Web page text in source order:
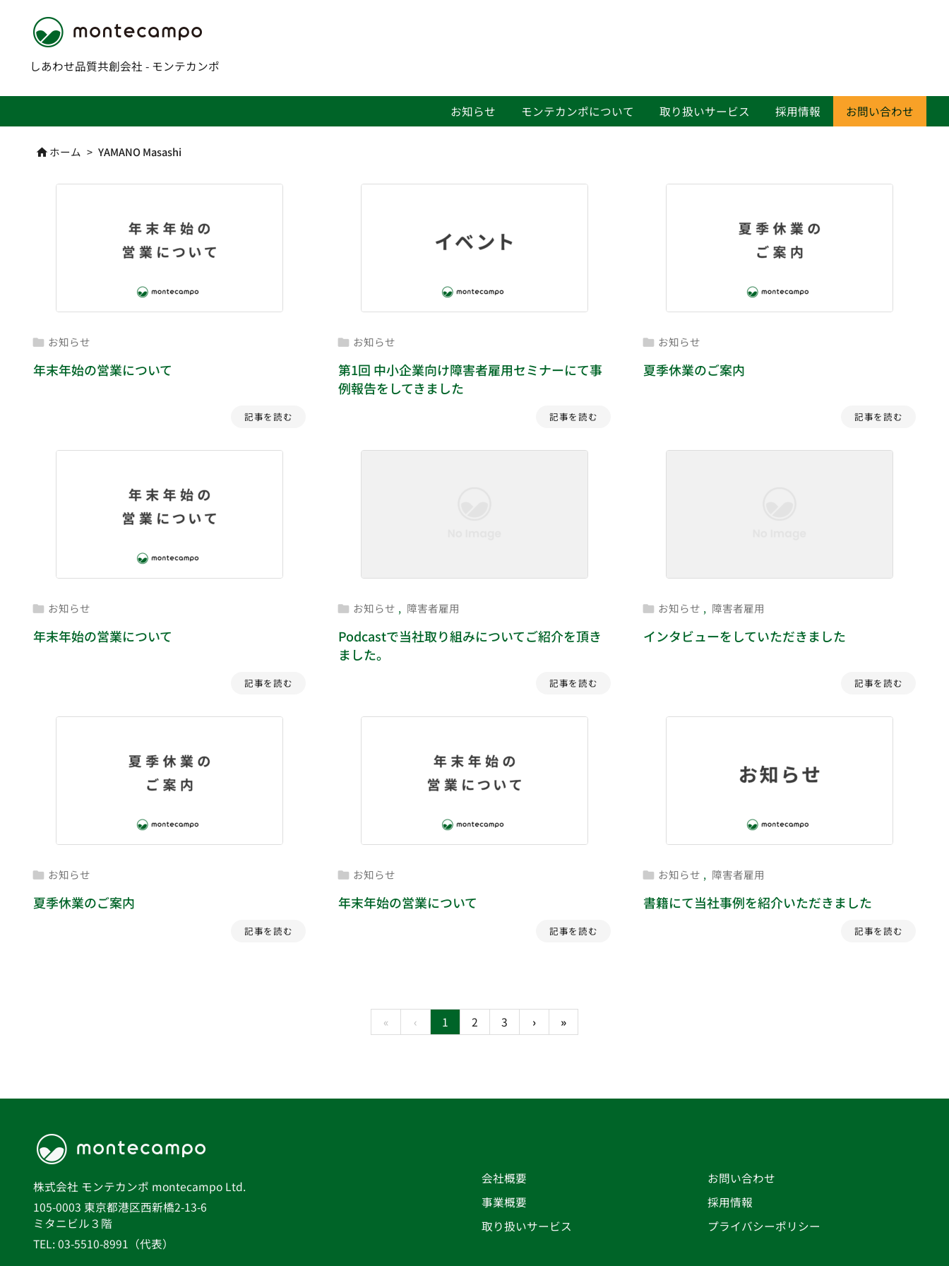
しあわせ品質共創会社 - モンテカンポ
お知らせ モンテカンポについて 取り扱いサービス 採用情報 お問い合わせ
 ホーム > YAMANO Masashi
 お知らせ
年末年始の営業について
記事を読む
 お知らせ
第1回 中小企業向け障害者雇用セミナーにて事
例報告をしてきました
記事を読む
 お知らせ
夏季休業のご案内
記事を読む
 お知らせ
年末年始の営業について
記事を読む
 お知らせ , 障害者雇用
Podcastで当社取り組みについてご紹介を頂き
ました。
記事を読む
 お知らせ , 障害者雇用
インタビューをしていただきました
記事を読む
 お知らせ
夏季休業のご案内
記事を読む
 お知らせ
年末年始の営業について
記事を読む
 お知らせ , 障害者雇用
書籍にて当社事例を紹介いただきました
記事を読む
« ‹ 1 2 3 › »
株式会社 モンテカンポ montecampo Ltd.
105-0003 東京都港区西新橋2-13-6
ミタニビル３階
TEL: 03-5510-8991（代表）
会社概要
事業概要
取り扱いサービス
お問い合わせ
採用情報
プライバシーポリシー